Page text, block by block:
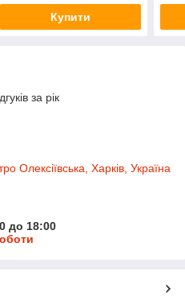
Купити
за рік
Олексіївська, Харків, Україна
до 18:00